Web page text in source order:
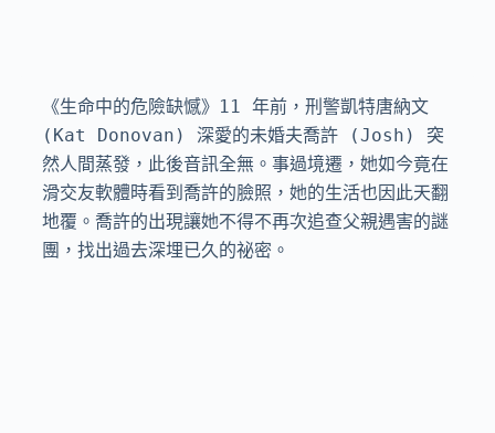
《生命中的危險缺憾》11 年前，刑警凱特唐納文
(Kat Donovan) 深愛的未婚夫喬許 (Josh) 突
然人間蒸發，此後音訊全無。事過境遷，她如今竟在
滑交友軟體時看到喬許的臉照，她的生活也因此天翻
地覆。喬許的出現讓她不得不再次追查父親遇害的謎
團，找出過去深埋已久的祕密。